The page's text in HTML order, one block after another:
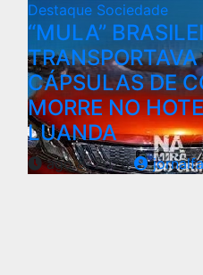
Destaque Sociedade
“MULA”
CÁPSULAS DE
MORRE NO
LUANDA
ago 8, 2026